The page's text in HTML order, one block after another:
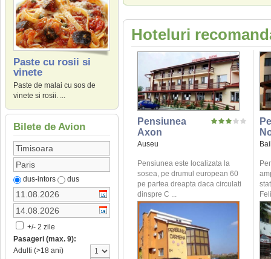
Paste cu rosii si
vinete
Paste de malai cu sos de
vinete si rosii. ...
Bilete de Avion
dus-intors dus
+/- 2 zile
Pasageri (max. 9):
Adulti (>18 ani)
Hoteluri
Pensiunea
Axon
Auseu
Pensiunea este localizata la
sosea, pe drumul european 60
pe partea dreapta daca circulati
dinspre C ...